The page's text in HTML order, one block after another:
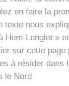
en faire la
texte nous
Hem-Lenglet »
sur cette page
à résider dans
le Nord